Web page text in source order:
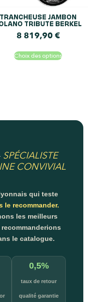
TRANCHEUSE JAMBON
TRIBUTE BERKEL
8 819,90€
Choix des options
SPÉCIALISTE
CONVIVIAL
qui teste
le recommander.
les meilleurs
le catalogue.
0,5%
taux de retour
qualité garantie